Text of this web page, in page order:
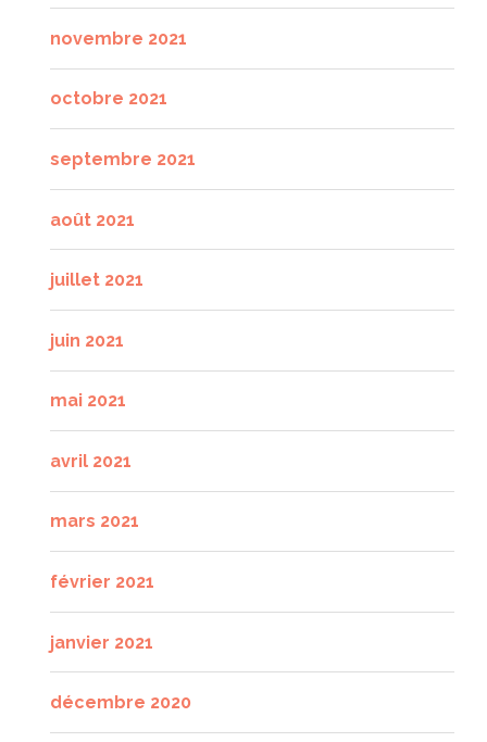
novembre 2021
octobre 2021
septembre 2021
août 2021
juillet 2021
juin 2021
mai 2021
avril 2021
mars 2021
février 2021
janvier 2021
décembre 2020